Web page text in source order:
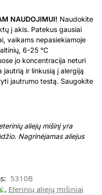
NAUDOJIMUI! Naudokite
į akis. Patekus gausiai
vaikams nepasiekiamoje
6-25 °C
jo koncentracija neturi
ir linkusią į alergiją
jautrumo testą. Saugokite
aliejų mišinį yra
Nagrinėjamas aliejus
5310B
, Eterinių aliejų mišiniai